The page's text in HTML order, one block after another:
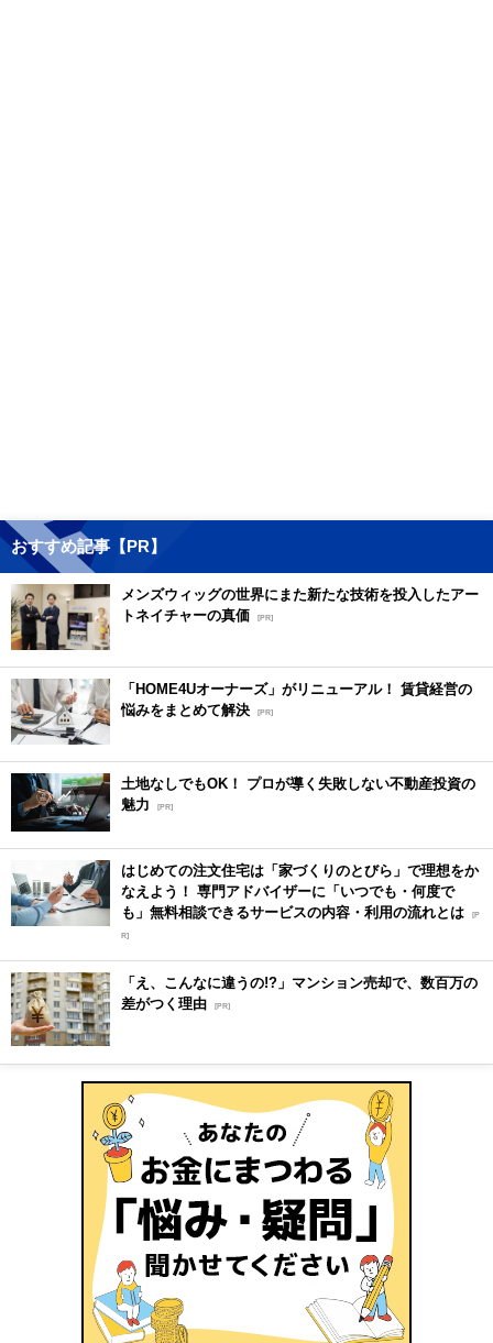
おすすめ記事【PR】
メンズウィッグの世界にまた新たな技術を投入したアー
トネイチャーの真価 [PR]
「HOME4Uオーナーズ」がリニューアル！ 賃貸経営の
悩みをまとめて解決 [PR]
土地なしでもOK！ プロが導く失敗しない不動産投資の
魅力
[PR]
はじめての注文住宅は「家づくりのとびら」で理想をか
なえよう！ 専門アドバイザーに「いつでも・何度で
も」無料相談できるサービスの内容・利用の流れとは [P
R]
「え、こんなに違うの!?」マンション売却で、数百万の
差がつく理由 [PR]